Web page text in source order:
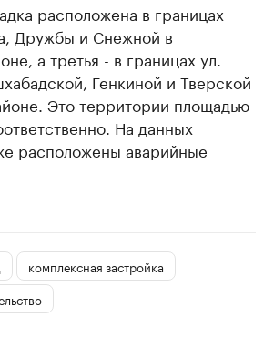
расположена в границах
Дружбы и Снежной в
а третья - в границах ул.
Генкиной и Тверской
Это территории площадью
На данных
расположены аварийные
комплексная застройка